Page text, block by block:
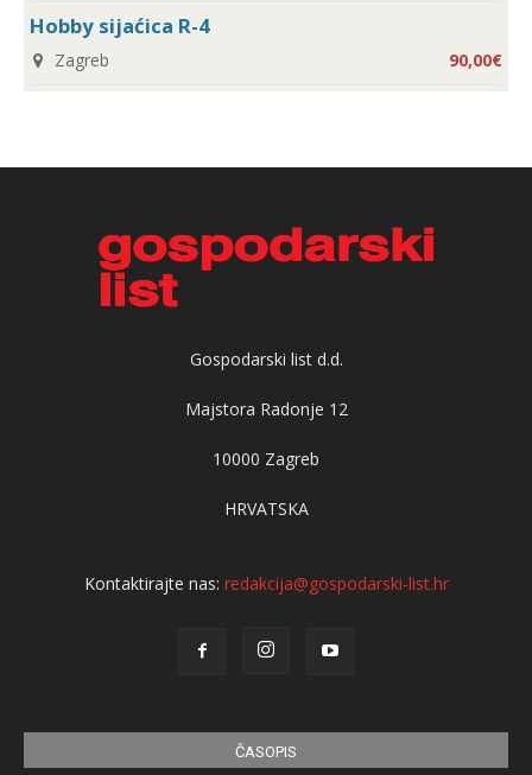
Hobby sijaćica R-4
Zagreb 90,00€
Gospodarski list d.d.
Majstora Radonje 12
10000 Zagreb
HRVATSKA
Kontaktirajte nas: redakcija@gospodarski-list.hr
ČASOPIS